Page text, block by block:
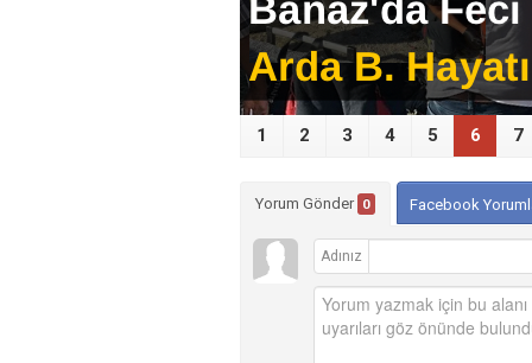
1 2 3 4 5 6 7
Yorum Gönder 0 Facebook
Adınız